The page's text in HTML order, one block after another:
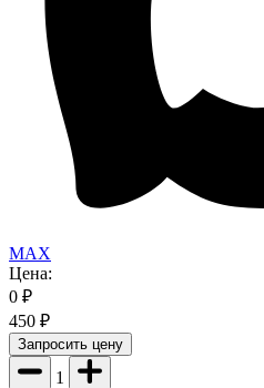
MAX
Цена:
0 ₽
450 ₽
Запросить цену
1